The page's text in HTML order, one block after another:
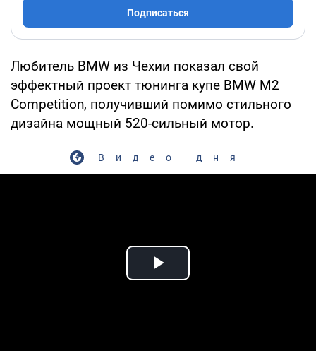
Подписаться
Любитель BMW из Чехии показал свой
эффектный проект тюнинга купе BMW M2
Competition, получивший помимо стильного
дизайна мощный 520-сильный мотор.
Видео дня
Play Video